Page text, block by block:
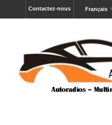
Français
Contactez-nous